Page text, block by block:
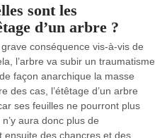
sont les
d’un arbre ?
conséquence vis-à-vis de
l’arbre va subir un traumatisme
façon anarchique la masse
des cas, l’étêtage d’un arbre
ses feuilles ne pourront plus
aura donc plus de
ensuite des chancres et des